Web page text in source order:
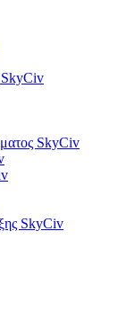
SkyCiv
SkyCiv